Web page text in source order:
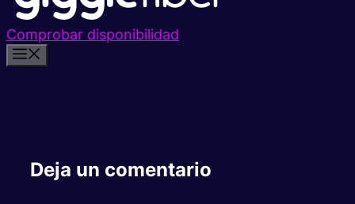
Comprobar disponibilidad
Deja un comentario